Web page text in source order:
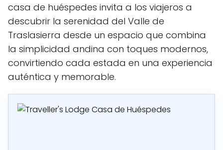
casa de huéspedes invita a los viajeros a
descubrir la serenidad del Valle de
Traslasierra desde un espacio que combina
la simplicidad andina con toques modernos,
convirtiendo cada estada en una experiencia
auténtica y memorable.